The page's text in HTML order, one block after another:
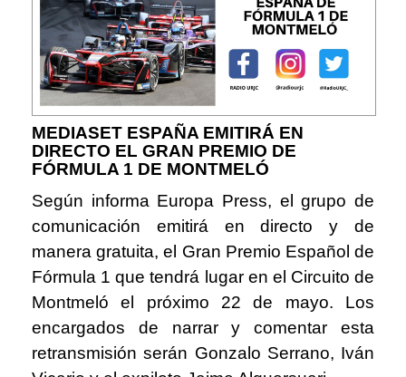
MEDIASET ESPAÑA EMITIRÁ EN
DIRECTO EL GRAN PREMIO DE
FÓRMULA 1 DE MONTMELÓ
Según informa Europa Press, el grupo de
comunicación emitirá en directo y de
manera gratuita, el Gran Premio Español de
Fórmula 1 que tendrá lugar en el Circuito de
Montmeló el próximo 22 de mayo. Los
encargados de narrar y comentar esta
retransmisión serán Gonzalo Serrano, Iván